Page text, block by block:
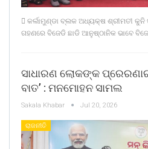
 କର୍ଲାମୁଣ୍ଡା ବ୍ଲକ ଅଧ୍ୟକ୍ଷ ଶ୍ରୀମତୀ କୁନି
ଗହଣରେ ବିଜେଡି ଛାଡି ଆନୁଷ୍ଠାନିକ ଭାବେ
ସାଧାରଣ ଲୋକଙ୍କ
ବାତ’ : ମନମୋହନ ସାମଲ
Sakala Khabar Jul 20, 2026
ରାଜନୀତି